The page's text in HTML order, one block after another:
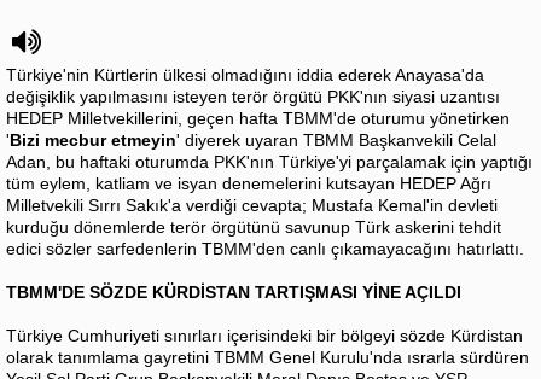
Türkiye'nin Kürtlerin ülkesi olmadığını iddia ederek Anayasa'da
değişiklik yapılmasını isteyen terör örgütü PKK'nın siyasi uzantısı
HEDEP Milletvekillerini, geçen hafta TBMM'de oturumu yönetirken
'Bizi mecbur etmeyin' diyerek uyaran TBMM Başkanvekili Celal
Adan, bu haftaki oturumda PKK'nın Türkiye'yi parçalamak için yaptığı
tüm eylem, katliam ve isyan denemelerini kutsayan HEDEP Ağrı
Milletvekili Sırrı Sakık'a verdiği cevapta; Mustafa Kemal'in devleti
kurduğu dönemlerde terör örgütünü savunup Türk askerini tehdit
edici sözler sarfedenlerin TBMM'den canlı çıkamayacağını hatırlattı.
TBMM'DE SÖZDE KÜRDİSTAN TARTIŞMASI YİNE AÇILDI
Türkiye Cumhuriyeti sınırları içerisindeki bir bölgeyi sözde Kürdistan
olarak tanımlama gayretini TBMM Genel Kurulu'nda ısrarla sürdüren